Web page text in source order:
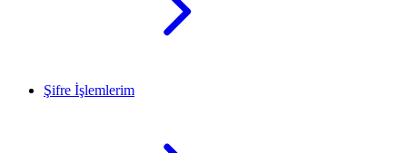
Şifre İşlemlerim